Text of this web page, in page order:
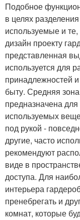
Подобное
в целях
используемые и
дизайн проекту
представленная
используется для
принадлежностей
быту. Средняя
предназначена
используемых
под рукой -
другие, часто
рекомендуют
виде в
доступа. Для
интерьера
пренебрегать и
комнат, которые